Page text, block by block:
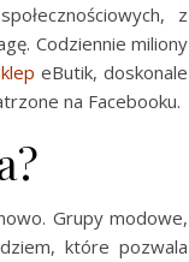
z
Codziennie miliony
eButik, doskonale
na Facebooku.
Grupy modowe,
które pozwala